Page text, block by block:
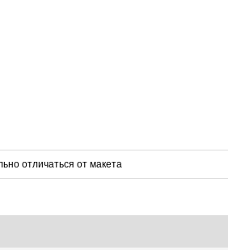
отличаться от макета